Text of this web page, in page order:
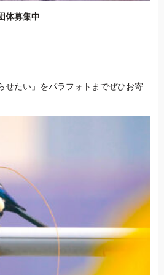
体募集中
せたい」をパラフォトまでぜひお寄